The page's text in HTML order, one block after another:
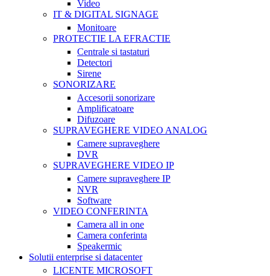
Video
IT & DIGITAL SIGNAGE
Monitoare
PROTECTIE LA EFRACTIE
Centrale si tastaturi
Detectori
Sirene
SONORIZARE
Accesorii sonorizare
Amplificatoare
Difuzoare
SUPRAVEGHERE VIDEO ANALOG
Camere supraveghere
DVR
SUPRAVEGHERE VIDEO IP
Camere supraveghere IP
NVR
Software
VIDEO CONFERINTA
Camera all in one
Camera conferinta
Speakermic
Solutii enterprise si datacenter
LICENTE MICROSOFT